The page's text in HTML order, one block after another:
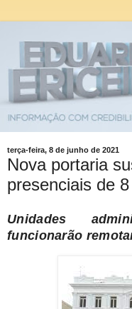
terça-feira, 8 de junho de 2021
Nova portaria
presenciais de
Unidades
funcionarão